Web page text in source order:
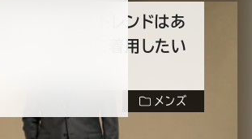
タン
ー ー
ー
スーツ”にもトレンドはあ
2021年秋冬に着用したい
メンズ